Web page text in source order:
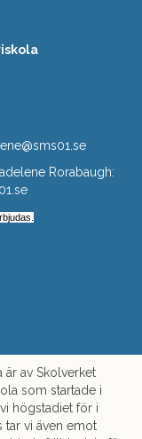
Rorabaugh:
är av Skolverket
som startade i
högstadiet för i
tar vi även emot